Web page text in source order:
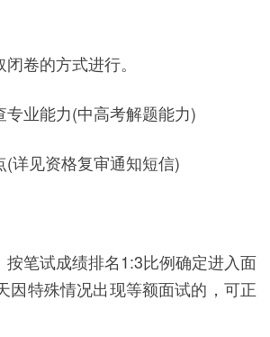
卷的方式进行。
业能力(中高考解题能力)
详见资格复审通知短信)
按笔试成绩排名1:3比例确定进入面
因特殊情况出现等额面试的，可正